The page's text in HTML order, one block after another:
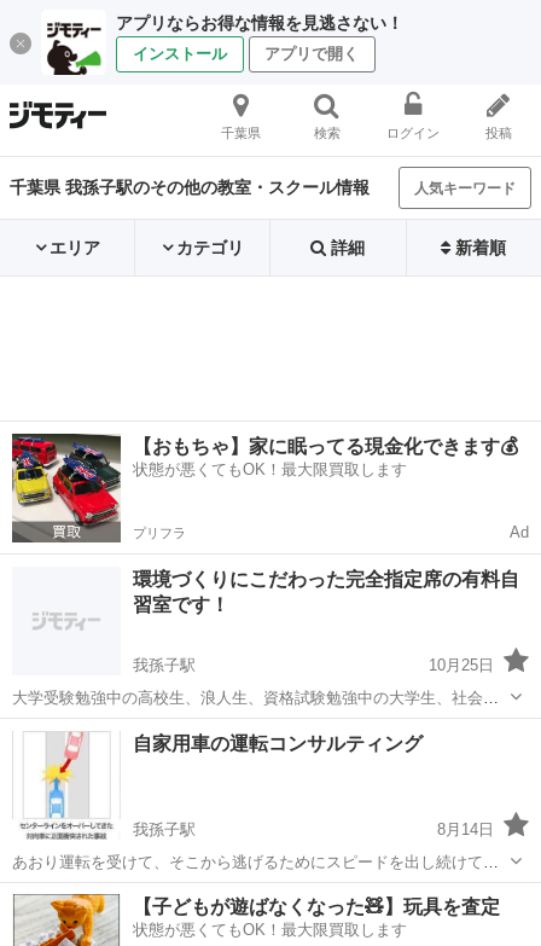
アプリならお得な情報を見逃さない！
インストール アプリで開く
千葉県 検索 ログイン 投稿
千葉県 我孫子駅のその他の教室・スクール情報 人気キーワード
エリア カテゴリ 詳細 新着順
【おもちゃ】家に眠ってる現金化できます💰
状態が悪くてもOK！最大限買取します
プリフラ Ad
環境づくりにこだわった完全指定席の有料自
習室です！
我孫子駅
10月25日
大学受験勉強中の高校生、浪人生、資格試験勉強中の大学生、社会人
の方で集中できる勉強場所をお探しの場合は自習館が最適です。
千葉 我孫子市 我孫子駅 その他
自家用車の運転コンサルティング
我孫子駅
8月14日
あおり運転を受けて、そこから逃げるためにスピードを出し続けて捕
まった経験があります。 自分の運転が原因で起きることもあります。
今一度見直してみては？ 道路での走り方一つで相手の印象が変わりま
す。普通の免許...
千葉 我孫子市 我孫子駅 その他
【子どもが遊ばなくなった🧸】玩具を査定
状態が悪くてもOK！最大限買取します